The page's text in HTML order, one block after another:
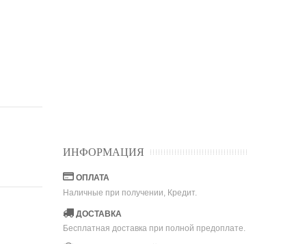
ИНФОРМАЦИЯ
ОПЛАТА
Наличные при получении, Кредит.
ДОСТАВКА
Бесплатная доставка при полной предоплате.